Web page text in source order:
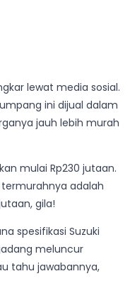
lewat media sosial.
ini dijual dalam
jauh lebih murah
mulai Rp230 jutaan.
adalah
gila!
spesifikasi Suzuki
meluncur
tahu jawabannya,